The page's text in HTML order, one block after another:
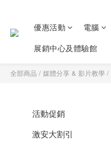
優惠活動 電腦
展銷中心及體驗館
全部商品 / 媒體分享 & 影片教學 /
活動促銷
激安大割引